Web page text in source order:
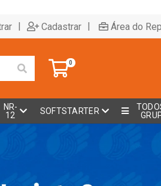
| Cadastrar | Área do
0
NR-
12
SOFTSTARTER